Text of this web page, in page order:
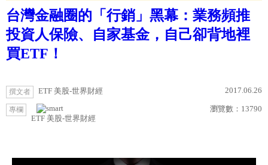
台灣金融圈的「行銷」黑幕：業務頻推
投資人保險、自家基金，自己卻背地裡
買ETF！
撰文者 ETF 美股-世界財經 2017.06.26
專欄
ETF 美股-世界財經
瀏覽數： 13790